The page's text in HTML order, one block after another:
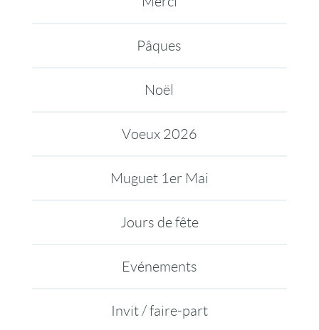
Pâques
Noël
Voeux 2026
Muguet 1er Mai
Jours de fête
Evénements
Invit / faire-part